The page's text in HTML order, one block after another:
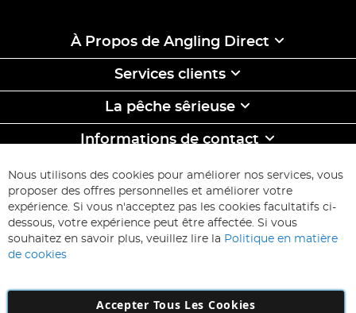
À Propos de Angling Direct
Services clients
La pêche sêrieuse
Informations de contact
ABONNEZ-VOUS & ECONOMISEZ
Inscription
à
d’information
:
Inscription
Nous utilisons des cookies pour améliorer nos services, vous
proposer des offres personnelles et améliorer votre
expérience. Si vous n'acceptez pas les cookies facultatifs ci-
dessous, votre expérience peut être affectée. Si vous
souhaitez en savoir plus, veuillez lire la Politique en matière
de cookies
Accepter Tous Les Cookies